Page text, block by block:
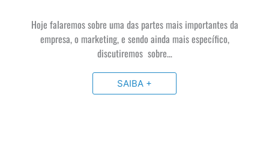
Hoje falaremos sobre uma das partes mais importantes da
empresa, o marketing, e sendo ainda mais específico,
discutiremos sobre…
SAIBA +